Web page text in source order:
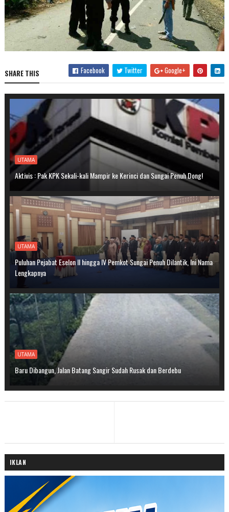
SHARE THIS Facebook Twitter Google+
UTAMA
Aktivis : Pak KPK Sekali-kali Mampir ke Kerinci dan Sungai Penuh Dong!
UTAMA
Puluhan Pejabat Eselon II hingga IV Pemkot Sungai Penuh Dilantik, Ini Nama
Lengkapnya
UTAMA
Baru Dibangun, Jalan Batang Sangir Sudah Rusak dan Berdebu
IKLAN